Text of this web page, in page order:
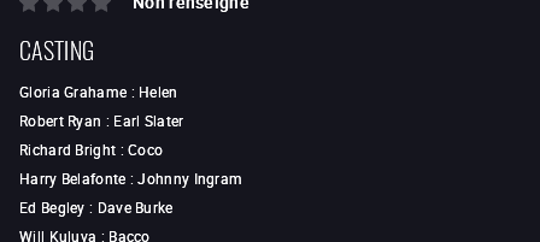
CASTING
Gloria Grahame : Helen
Robert Ryan : Earl Slater
Richard Bright :Coco
Harry Belafonte :Johnny Ingram
Ed Begley : Dave Burke
Will Kuluva : Bacco